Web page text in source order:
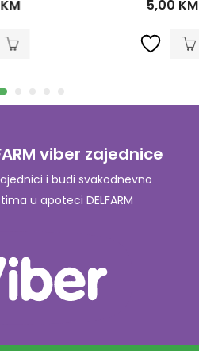
viber zajednice
i budi svakodnevno
u apoteci DELFARM